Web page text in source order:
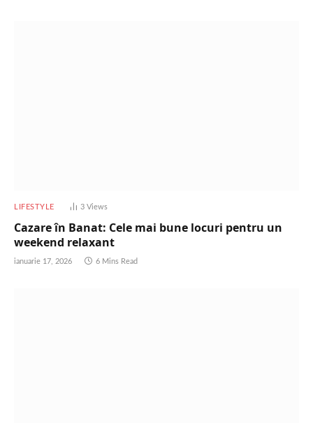
LIFESTYLE 3 Views
Cazare în Banat: Cele mai bune locuri pentru un
weekend relaxant
ianuarie 17, 2026 6 Mins Read